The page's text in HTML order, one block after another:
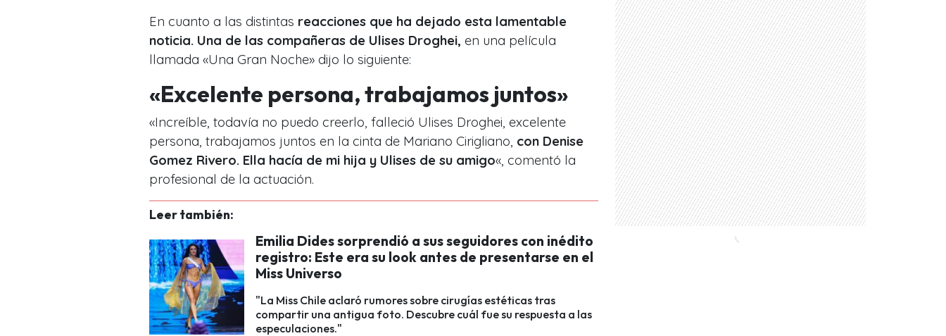
En cuanto a las distintas reacciones que ha dejado esta lamentable
noticia. Una de las compañeras de Ulises Droghei, en una película
llamada «Una Gran Noche» dijo lo siguiente:
«Excelente persona, trabajamos juntos»
«Increíble, todavía no puedo creerlo, falleció Ulises Droghei, excelente
persona, trabajamos juntos en la cinta de Mariano Cirigliano, con Denise
Gomez Rivero. Ella hacía de mi hija y Ulises de su amigo«, comentó la
profesional de la actuación.
Leer también:
Emilia Dides sorprendió a sus seguidores con inédito
registro: Este era su look antes de presentarse en el
Miss Universo
"La Miss Chile aclaró rumores sobre cirugías estéticas tras
compartir una antigua foto. Descubre cuál fue su respuesta a las
especulaciones."